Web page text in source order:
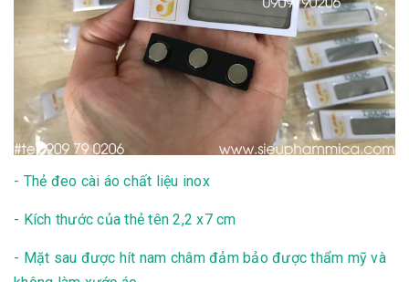
- Thẻ đeo cài áo chất liệu inox
- Kích thước của thẻ tên 2,2 x7 cm
- Mặt sau được hít nam châm đảm bảo được thẩm mỹ và